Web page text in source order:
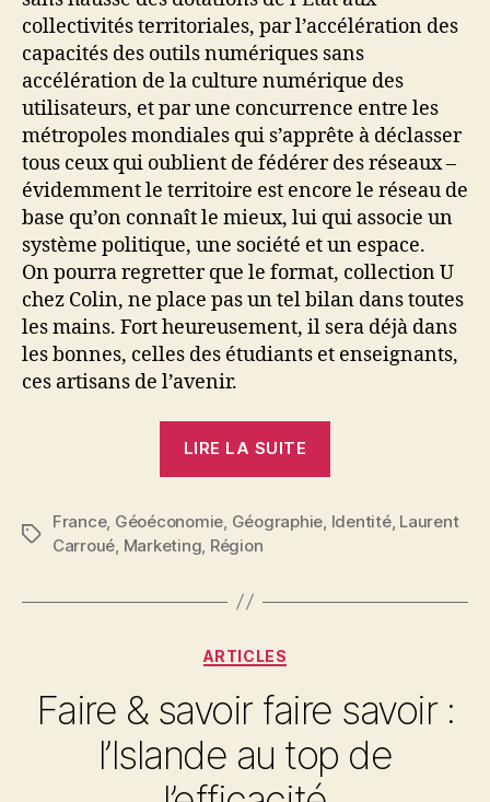
collectivités territoriales, par l’accélération des
capacités des outils numériques sans
accélération de la culture numérique des
utilisateurs, et par une concurrence entre les
métropoles mondiales qui s’apprête à déclasser
tous ceux qui oublient de fédérer des réseaux –
évidemment le territoire est encore le réseau de
base qu’on connaît le mieux, lui qui associe un
système politique, une société et un espace.
On pourra regretter que le format, collection U
chez Colin, ne place pas un tel bilan dans toutes
les mains. Fort heureusement, il sera déjà dans
les bonnes, celles des étudiants et enseignants,
ces artisans de l’avenir.
LIRE LA SUITE
13
Étiquettes
France, Géoéconomie, Géographie, Identité, Laurent
Carroué, Marketing, Région
Catégories
ARTICLES
Faire & savoir faire savoir :
l’Islande au top de